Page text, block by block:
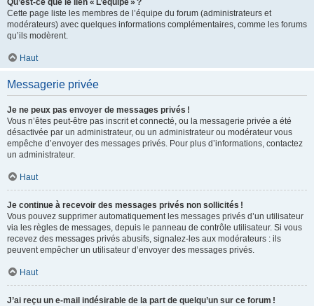
Qu’est-ce que le lien « L’équipe » ?
Cette page liste les membres de l’équipe du forum (administrateurs et
modérateurs) avec quelques informations complémentaires, comme les forums
qu’ils modèrent.
Haut
Messagerie privée
Je ne peux pas envoyer de messages privés !
Vous n’êtes peut-être pas inscrit et connecté, ou la messagerie privée a été
désactivée par un administrateur, ou un administrateur ou modérateur vous
empêche d’envoyer des messages privés. Pour plus d’informations, contactez
un administrateur.
Haut
Je continue à recevoir des messages privés non sollicités !
Vous pouvez supprimer automatiquement les messages privés d’un utilisateur
via les règles de messages, depuis le panneau de contrôle utilisateur. Si vous
recevez des messages privés abusifs, signalez-les aux modérateurs : ils
peuvent empêcher un utilisateur d’envoyer des messages privés.
Haut
J’ai reçu un e-mail indésirable de la part de quelqu’un sur ce forum !